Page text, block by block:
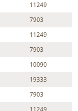
11249
7903
11249
7903
10090
19333
7903